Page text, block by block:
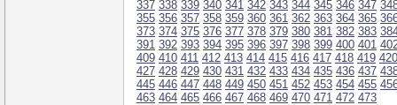
337 338 339 340 341 342 343 344 345 346 347
355 356 357 358 359 360 361 362 363 364 365
373 374 375 376 377 378 379 380 381 382 383
391 392 393 394 395 396 397 398 399 400 401
409 410 411 412 413 414 415 416 417 418 419 420
427 428 429 430 431 432 433 434 435 436 437
445 446 447 448 449 450 451 452 453 454 455
463 464 465 466 467 468 469 470 471 472 473